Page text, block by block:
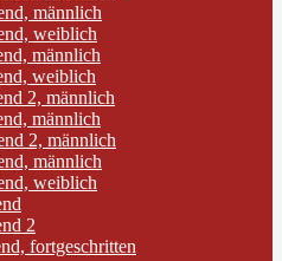
männlich
weiblich
männlich
weiblich
2, männlich
männlich
2, männlich
männlich
weiblich
2
fortgeschritten